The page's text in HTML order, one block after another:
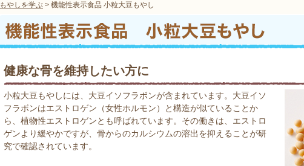
もやしを学ぶ > 機能性表示食品 小粒大豆もやし
健康な骨を維持したい方に
小粒大豆もやしには、大豆イソフラボンが含まれています。大豆イソ
フラボンはエストロゲン（女性ホルモン）と構造が似ていることか
ら、植物性エストロゲンとも呼ばれています。その働きは、エストロ
ゲンより緩やかですが、骨からのカルシウムの溶出を抑えることが研
究で確認されています。